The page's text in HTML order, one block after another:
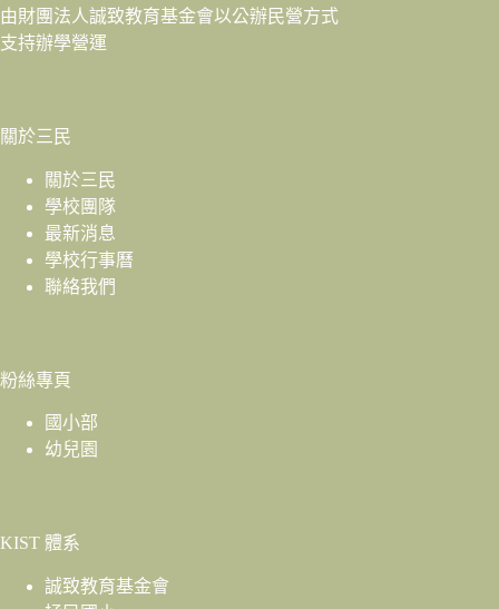
由財團法人誠致教育基金會以公辦民營方式
支持辦學營運
關於三民
關於三民
學校團隊
最新消息
學校行事曆
聯絡我們
粉絲專頁
國小部
幼兒園
KIST 體系
誠致教育基金會